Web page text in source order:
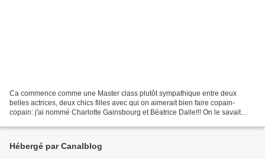
Ca commence comme une Master class plutôt sympathique entre deux
belles actrices, deux chics filles avec qui on aimerait bien faire copain-
copain: j'ai nommé Charlotte Gainsbourg et Béatrice Dalle!!! On le savait
Hébergé par Canalblog